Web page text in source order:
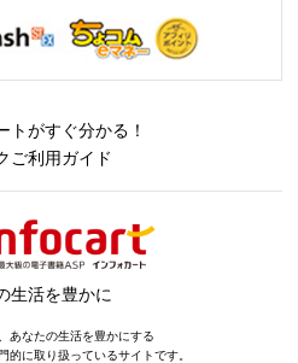
トがすぐ分かる！
ご利用ガイド
生活を豊かに
あなたの生活を豊かにする
的に取り扱っているサイトです。